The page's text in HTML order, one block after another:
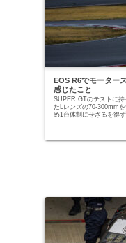
EOS R6でモーター
感じたこと
SUPER GTのテストに持
たLレンズの70-300mm
め1台体制にせざるを得